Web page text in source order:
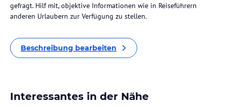
gefragt. Hilf mit, objektive Informationen wie in Reiseführern
anderen Urlaubern zur Verfügung zu stellen.
Beschreibung bearbeiten
Interessantes in der Nähe